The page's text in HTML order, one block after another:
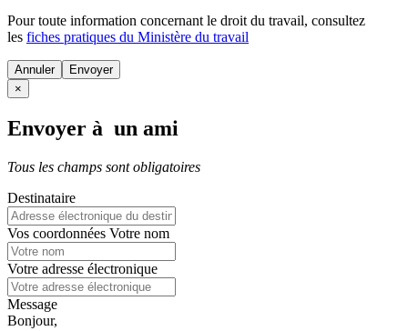
Pour toute information concernant le droit du travail, consultez
les fiches pratiques du Ministère du travail
Annuler
×
Envoyer à un ami
Tous les champs sont obligatoires
Destinataire
Vos coordonnées Votre nom
Votre adresse électronique
Message
Bonjour,